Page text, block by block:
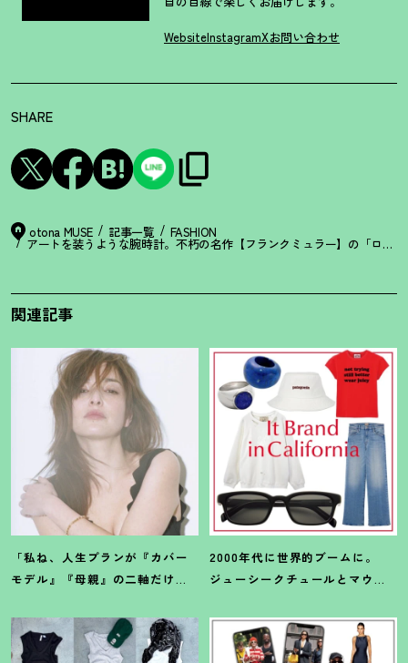
WebsiteInstagramXお問い合わせ
SHARE
otona MUSE 記事一覧 FASHION
アートを装うような腕時計。不朽の名作【フランクミュラー】の「ロン
関連記事
「私ね、人生プランが『カバー
モデル』『母親』の二軸だけな
き方】
2000年代に世界的ブームに。
ジューシークチュールとマウ
ド】6選